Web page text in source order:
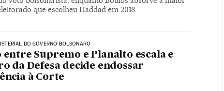
que escolheu Haddad em 2018
DO GOVERNO BOLSONARO
entre Supremo e Planalto escala e
da Defesa decide endossar
à Corte